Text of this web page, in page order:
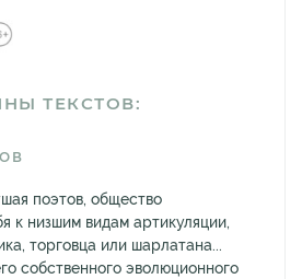
ТЕКСТОВ:
поэтов, общество
к низшим видам артикуляции,
торговца или шарлатана...
собственного эволюционного